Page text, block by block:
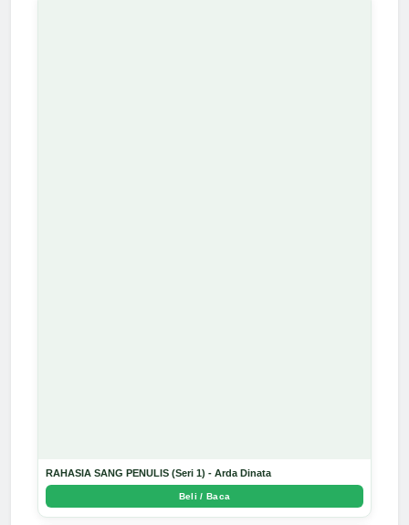
RAHASIA SANG PENULIS (Seri 1) - Arda Dinata
Beli / Baca